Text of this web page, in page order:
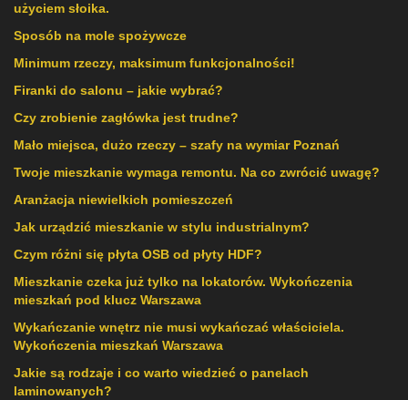
użyciem słoika.
Sposób na mole spożywcze
Minimum rzeczy, maksimum funkcjonalności!
Firanki do salonu – jakie wybrać?
Czy zrobienie zagłówka jest trudne?
Mało miejsca, dużo rzeczy – szafy na wymiar Poznań
Twoje mieszkanie wymaga remontu. Na co zwrócić uwagę?
Aranżacja niewielkich pomieszczeń
Jak urządzić mieszkanie w stylu industrialnym?
Czym różni się płyta OSB od płyty HDF?
Mieszkanie czeka już tylko na lokatorów. Wykończenia
mieszkań pod klucz Warszawa
Wykańczanie wnętrz nie musi wykańczać właściciela.
Wykończenia mieszkań Warszawa
Jakie są rodzaje i co warto wiedzieć o panelach
laminowanych?